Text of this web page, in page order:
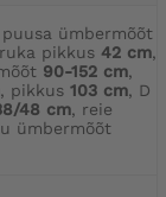
puusa ümbermõõt
pikkus 42 cm,
90-152 cm,
, pikkus 103 cm, D
48 cm, reie
ümbermõõt